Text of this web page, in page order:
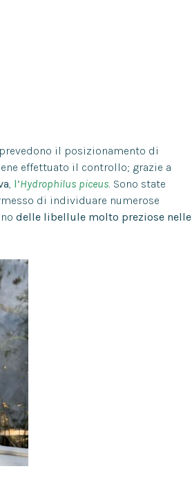
il posizionamento di
effettuato il controllo; grazie a
, l’Hydrophilus piceus. Sono state
di individuare numerose
delle libellule molto preziose nelle